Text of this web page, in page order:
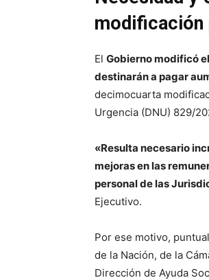
modificación
El Gobierno modificó
destinarán a pagar
decimocuarta
Urgencia (DNU) 829/
«Resulta necesario
mejoras en las
personal de las
Ejecutivo.
Por ese motivo,
de la Nación, de la
Dirección de Ayuda